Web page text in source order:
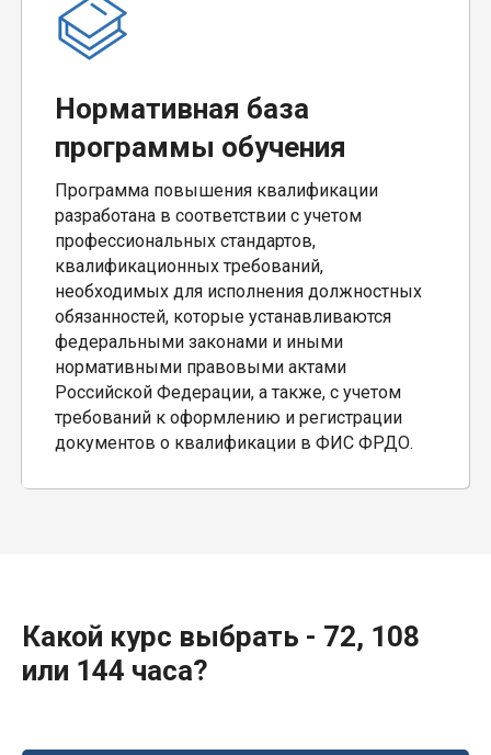
Нормативная база
программы обучения
Программа повышения квалификации
разработана в соответствии с учетом
профессиональных стандартов,
квалификационных требований,
необходимых для исполнения должностных
обязанностей, которые устанавливаются
федеральными законами и иными
нормативными правовыми актами
Российской Федерации, а также, с учетом
требований к оформлению и регистрации
документов о квалификации в ФИС ФРДО.
Какой курс выбрать - 72, 108
или 144 часа?